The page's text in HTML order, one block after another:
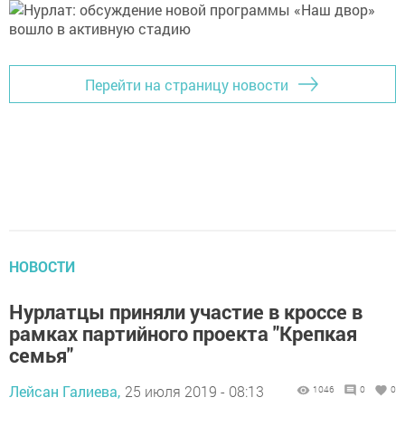
Перейти на страницу новости
НОВОСТИ
Нурлатцы приняли участие в кроссе в
рамках партийного проекта "Крепкая
семья"
Лейсан Галиева, 25 июля 2019 - 08:13 1046 0 0